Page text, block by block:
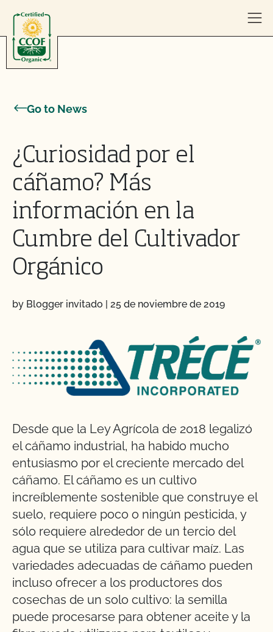
Go to News
¿Curiosidad por el
cáñamo? Más
información en la
Cumbre del Cultivador
Orgánico
by Blogger invitado | 25 de noviembre de 2019
Desde que la Ley Agrícola de 2018 legalizó
el cáñamo industrial, ha habido mucho
entusiasmo por el creciente mercado del
cáñamo. El cáñamo es un cultivo
increíblemente sostenible que construye el
suelo, requiere poco o ningún pesticida, y
sólo requiere alrededor de un tercio del
agua que se utiliza para cultivar maíz. Las
variedades adecuadas de cáñamo pueden
incluso ofrecer a los productores dos
cosechas de un solo cultivo: la semilla
puede procesarse para obtener aceite y la